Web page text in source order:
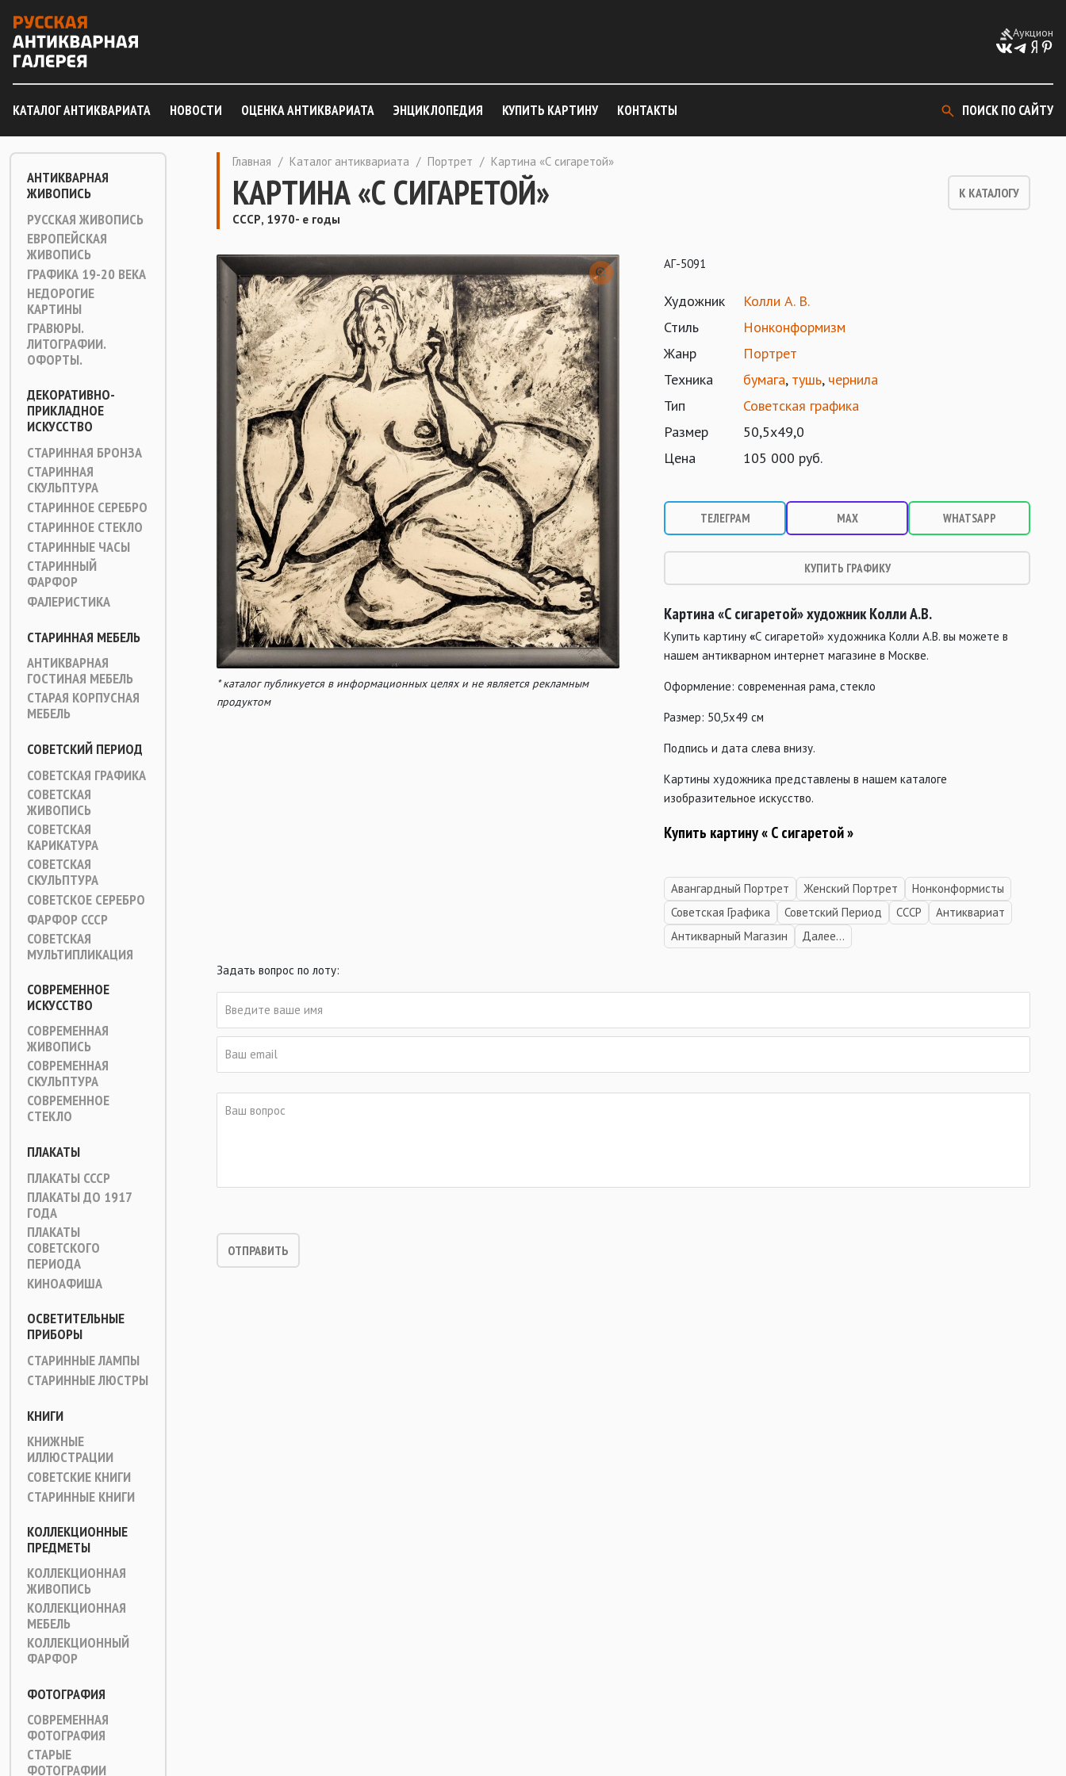
Аукцион
КАТАЛОГ АНТИКВАРИАТА НОВОСТИ ОЦЕНКА АНТИКВАРИАТА ЭНЦИКЛОПЕДИЯ КУПИТЬ КАРТИНУ КОНТАКТЫ ПОИСК ПО САЙТУ
АНТИКВАРНАЯ
ЖИВОПИСЬ
РУССКАЯ ЖИВОПИСЬ
ЕВРОПЕЙСКАЯ
ЖИВОПИСЬ
ГРАФИКА 19-20 ВЕКА
НЕДОРОГИЕ
КАРТИНЫ
ГРАВЮРЫ.
ЛИТОГРАФИИ.
ОФОРТЫ.
ДЕКОРАТИВНО-
ПРИКЛАДНОЕ
ИСКУССТВО
СТАРИННАЯ БРОНЗА
СТАРИННАЯ
СКУЛЬПТУРА
СТАРИННОЕ СЕРЕБРО
СТАРИННОЕ СТЕКЛО
СТАРИННЫЕ ЧАСЫ
СТАРИННЫЙ
ФАРФОР
ФАЛЕРИСТИКА
СТАРИННАЯ МЕБЕЛЬ
АНТИКВАРНАЯ
ГОСТИНАЯ МЕБЕЛЬ
СТАРАЯ КОРПУСНАЯ
МЕБЕЛЬ
СОВЕТСКИЙ ПЕРИОД
СОВЕТСКАЯ ГРАФИКА
СОВЕТСКАЯ
ЖИВОПИСЬ
СОВЕТСКАЯ
КАРИКАТУРА
СОВЕТСКАЯ
СКУЛЬПТУРА
СОВЕТСКОЕ СЕРЕБРО
ФАРФОР СССР
СОВЕТСКАЯ
МУЛЬТИПЛИКАЦИЯ
СОВРЕМЕННОЕ
ИСКУССТВО
СОВРЕМЕННАЯ
ЖИВОПИСЬ
СОВРЕМЕННАЯ
СКУЛЬПТУРА
СОВРЕМЕННОЕ
СТЕКЛО
ПЛАКАТЫ
ПЛАКАТЫ СССР
ПЛАКАТЫ ДО 1917
ГОДА
ПЛАКАТЫ
СОВЕТСКОГО
ПЕРИОДА
КИНОАФИША
ОСВЕТИТЕЛЬНЫЕ
ПРИБОРЫ
СТАРИННЫЕ ЛАМПЫ
СТАРИННЫЕ ЛЮСТРЫ
КНИГИ
КНИЖНЫЕ
ИЛЛЮСТРАЦИИ
СОВЕТСКИЕ КНИГИ
СТАРИННЫЕ КНИГИ
КОЛЛЕКЦИОННЫЕ
ПРЕДМЕТЫ
КОЛЛЕКЦИОННАЯ
ЖИВОПИСЬ
КОЛЛЕКЦИОННАЯ
МЕБЕЛЬ
КОЛЛЕКЦИОННЫЙ
ФАРФОР
ФОТОГРАФИЯ
СОВРЕМЕННАЯ
ФОТОГРАФИЯ
СТАРЫЕ
ФОТОГРАФИИ
Главная / Каталог антиквариата / Портрет / Картина «С сигаретой»
КАРТИНА «С СИГАРЕТОЙ» К КАТАЛОГУ
СССР, 1970- е годы
* каталог публикуется в информационных целях и не является рекламным
продуктом
АГ-5091
Художник
Колли А. В.
Стиль
Нонконформизм
Жанр
Портрет
Техника
бумага, тушь, чернила
Тип
Советская графика
Размер
50,5х49,0
Цена
105 000 руб.
ТЕЛЕГРАМ MAX WHATSAPP
КУПИТЬ ГРАФИКУ
Картина «С сигаретой» художник Колли А.В.
Купить картину«С сигаретой» художника Колли А.В. вы можете в
нашем антикварном интернет магазине в Москве.
Оформление: современная рама, стекло
Размер: 50,5х49 см
Подпись и дата слева внизу.
Картины художника представлены в нашем каталоге
изобразительное искусство.
Купить картину « С сигаретой»
Авангардный Портрет Женский Портрет
Нонконформисты
Советская Графика
Советский Период СССР
Антиквариат
Антикварный Магазин
Далее...
Задать вопрос по лоту: